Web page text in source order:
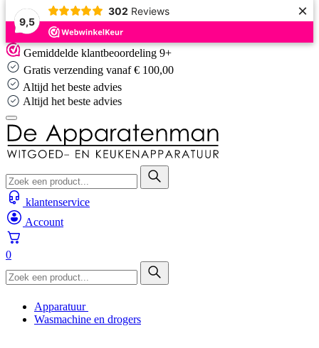
9,5
302 Reviews ×
Skip
to
content
Gemiddelde klantbeoordeling 9+
Gratis verzending vanaf € 100,00
Altijd het beste advies
Altijd het beste advies
klantenservice
Account
0
Apparatuur
Wasmachine en drogers